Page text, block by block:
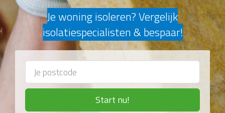
Je woning isoleren? Vergelijk
isolatiespecialisten & bespaar!
Start nu!